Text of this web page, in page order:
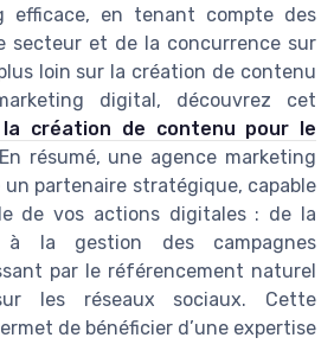
efficace, en tenant compte des
secteur et de la concurrence sur
loin sur la création de contenu
digital, découvrez cet
la création de contenu pour le
résumé, une agence marketing
partenaire stratégique, capable
de vos actions digitales : de la
la gestion des campagnes
par le référencement naturel
les réseaux sociaux. Cette
de bénéficier d’une expertise